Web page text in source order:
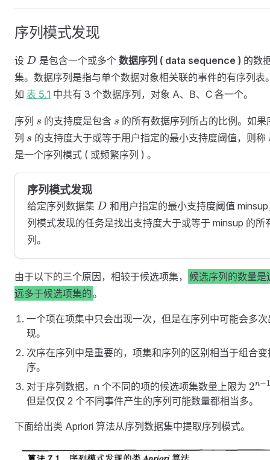
序列模式发现
设 D
D 是包含一个或多个 数据序列 ( data sequence ) 的数
集。数据序列是指与单个数据对象相关联的事件的有序列表
如 表 5.1 中共有 3 个数据序列，对象 A、B、C 各一个。
序列 s
s 的支持度是包含 s
s 的所有数据序列所占的比例。如果
列 s
s 的支持度大于或等于用户指定的最小支持度阈值，则称
是一个序列模式 ( 或频繁序列 ) 。
序列模式发现
给定序列数据集 D
D 和用户指定的最小支持度阈值
列模式发现的任务是找出支持度大于或等于 minsup 的所
列。
由于以下的三个原因，相较于候选项集， 候选序列的数量是
远多于候选项集的。
一个项在项集中只会出现一次，但是在序列中可能会多次
现。
次序在序列中是重要的，项集和序列的区别相当于组合变
序。
对于序列数据，n 个不同的项的候选项集数量上限为
1}
2n−1
但是仅仅 2 个不同事件产生的序列可能数量都相当多。
下面给出类 Apriori 算法从序列数据集中提取序列模式。